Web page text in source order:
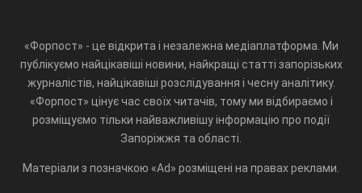
«Форпост» - це відкрита і незалежна медіаплатформа. Ми
публікуємо найцікавіші новини, найкращі статті запорізьких
журналістів, найцікавіші розслідування і чесну аналітику.
«Форпост» цінує час своїх читачів, тому ми відбираємо і
розміщуємо тільки найважливішу інформацію про події
Запоріжжя та області.
Матеріали з позначкою «Ad» розміщені на правах реклами.